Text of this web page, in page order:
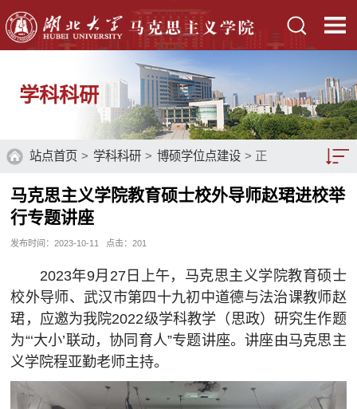
学科科研
站点首页 > 学科科研 > 博硕学位点建设 > 正
文
博硕学位点建设
科学研究
博士后流动站
社会服务
马克思主义学院教育硕士校外导师赵珺进校举
行专题讲座
发布时间：2023-10-11 点击：201
2023年9月27日上午，马克思主义学院教育硕士
校外导师、武汉市第四十九初中道德与法治课教师赵
珺，应邀为我院2022级学科教学（思政）研究生作题
为“‘大小’联动，协同育人”专题讲座。讲座由马克思主
义学院程亚勤老师主持。